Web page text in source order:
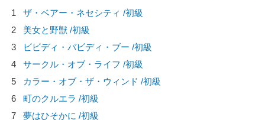
1
ザ・ベアー・ネセシティ /初級
2
美女と野獣 /初級
3
ビビディ・バビディ・ブー /初級
4
サークル・オブ・ライフ /初級
5
カラー・オブ・ザ・ウィンド /初級
6
町のクルエラ /初級
7
夢はひそかに /初級